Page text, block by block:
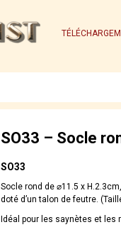
SO33 – Socle
SO33
Socle rond de ⌀11.5 x
doté d’un talon de feutre.
Idéal pour les saynètes et les